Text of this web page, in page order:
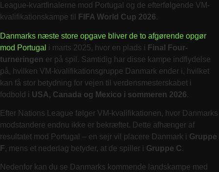
League-kvartfinalerne mod Portugal og de efterfølgende VM-
kvalifikationskampe til
FIFA World Cup 2026.
Danmarks næste store opgave bliver de to afgørende opgør
mod Portugal i marts 2025, hvor en plads i Final Four-
turneringen er på spil. Samtidig har disse kampe indflydelse
på, hvilken VM-kvalifikationsgruppe Danmark ender i, hvilket
kan få stor betydning for vejen til verdensmesterskabet i
fodbold i USA, Canada og Mexico i sommeren 2026.
Efter Nations League følger VM-kvalifikationen, hvor Danmarks
modstandere endnu ikke er bekræftet. Dette afhænger af
resultatet mod Portugal – en sejr vil placere Danmark i Gruppe
F, mens et nederlag betyder, at de spiller i Gruppe C.
Nedenfor kan du se Danmarks kommende landskampe med